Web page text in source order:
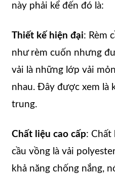
này phải kể đến đó là:
Thiết kế hiện đại: Rèm
như rèm cuốn nhưng
vải là những lớp vải
nhau. Đây được xem là
trung.
Chất liệu cao cấp: Chất
cầu vồng là vải
khả năng chống nắng,